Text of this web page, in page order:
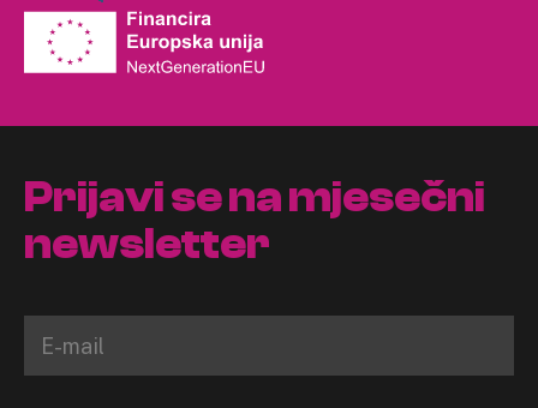
Prijavi se na mjesečni
newsletter